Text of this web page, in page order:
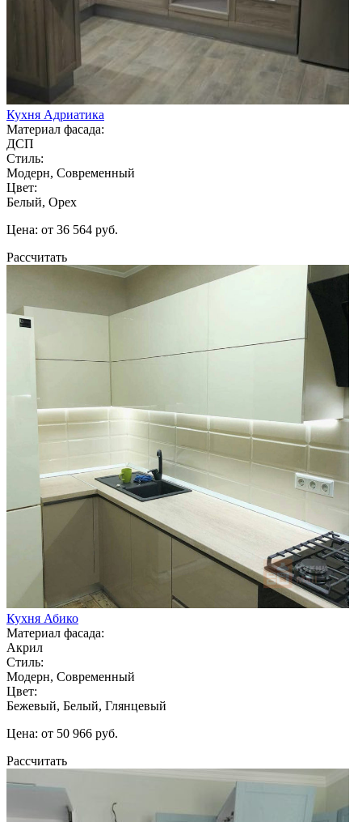
Кухня Адриатика
Материал фасада:
ДСП
Стиль:
Модерн, Современный
Цвет:
Белый, Орех
Цена: от 36 564 руб.
Рассчитать
Кухня Абико
Материал фасада:
Акрил
Стиль:
Модерн, Современный
Цвет:
Бежевый, Белый, Глянцевый
Цена: от 50 966 руб.
Рассчитать